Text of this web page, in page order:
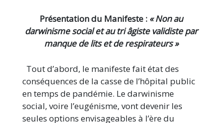
Présentation du Manifeste : « Non au
darwinisme social et au tri âgiste validiste par
manque de lits et de respirateurs »
Tout d’abord, le manifeste fait état des
conséquences de la casse de l’hôpital public
en temps de pandémie. Le darwinisme
social, voire l’eugénisme, vont devenir les
seules options envisageables à l’ère du